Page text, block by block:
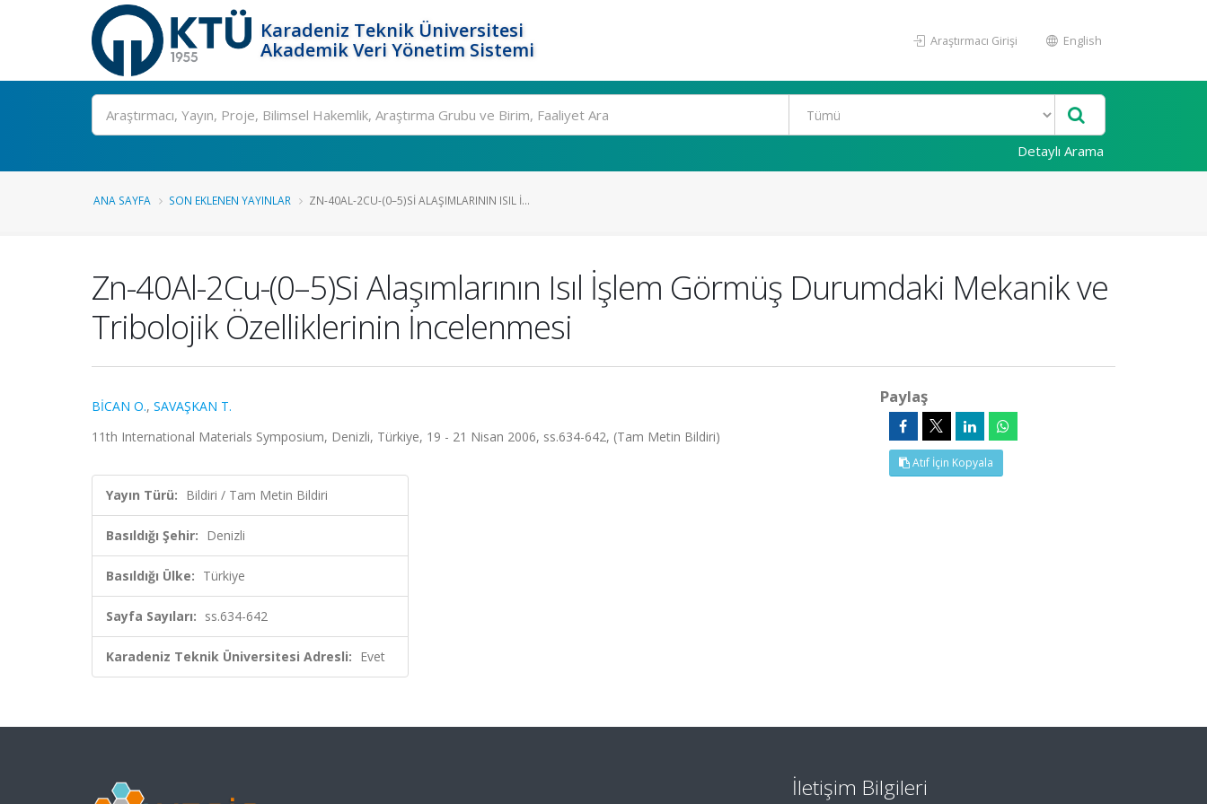
Karadeniz Teknik Üniversitesi
Akademik Veri Yönetim Sistemi
Araştırmacı Girişi English
Ara
Detaylı Arama
ANA SAYFA SON EKLENEN YAYINLAR ZN-40AL-2CU-(0–5)SI ALAŞIMLARININ ISIL İ...
Zn-40Al-2Cu-(0–5)Si Alaşımlarının Isıl İşlem Görmüş Durumdaki Mekanik ve
Tribolojik Özelliklerinin İncelenmesi
BİCAN O., SAVAŞKAN T.
11th International Materials Symposium, Denizli, Türkiye, 19 - 21 Nisan 2006, ss.634-642, (Tam Metin Bildiri)
Yayın Türü: Bildiri / Tam Metin Bildiri
Basıldığı Şehir: Denizli
Basıldığı Ülke: Türkiye
Sayfa Sayıları: ss.634-642
Karadeniz Teknik Üniversitesi Adresli: Evet
Paylaş
Atıf İçin Kopyala
İletişim Bilgileri